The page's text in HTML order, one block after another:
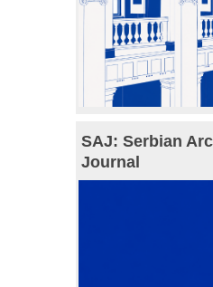
SAJ: Serbian
Journal